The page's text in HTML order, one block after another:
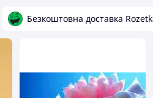
Безкоштовна доставка